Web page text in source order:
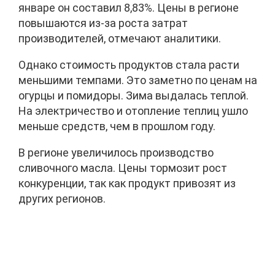
январе он составил 8,83%. Цены в регионе
повышаются из-за роста затрат
производителей, отмечают аналитики.
Однако стоимость продуктов стала расти
меньшими темпами. Это заметно по ценам на
огурцы и помидоры. Зима выдалась теплой.
На электричество и отопление теплиц ушло
меньше средств, чем в прошлом году.
В регионе увеличилось производство
сливочного масла. Цены тормозит рост
конкуренции, так как продукт привозят из
других регионов.